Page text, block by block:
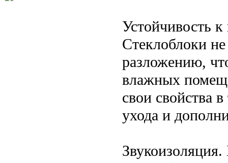
Устойчивость
Стеклоблоки
разложению,
влажных
свои свойства
ухода и
Звукоизоляция.